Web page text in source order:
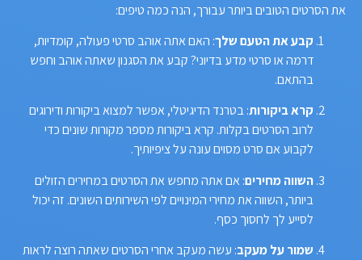
את הסרטים הטובים ביותר עבורך, הנה כמה טיפים:
קבע את הטעם שלך: האם אתה אוהב סרטי פעולה, קומדיות,
דרמה או סרטי מדע בדיוני? קבע את הסגנון שאתה אוהב וחפש
בהתאם.
קרא ביקורות: בטרנד הדיגיטלי, אפשר למצוא ביקורות ודירוגים
לרוב הסרטים בקלות. קרא ביקורות מספר מקורות שונים כדי
לקבוע אם סרט מסוים עונה על ציפיותיך.
השווה מחירים: אם אתה מחפש את הסרטים במחירים הזולים
ביותר, השווה את מחירי המינויים לפי השירותים השונים. זה יכול
לסייע לך לחסוך כסף.
שמור על מעקב: עשה מעקב אחרי הסרטים שאתה רוצה לראות